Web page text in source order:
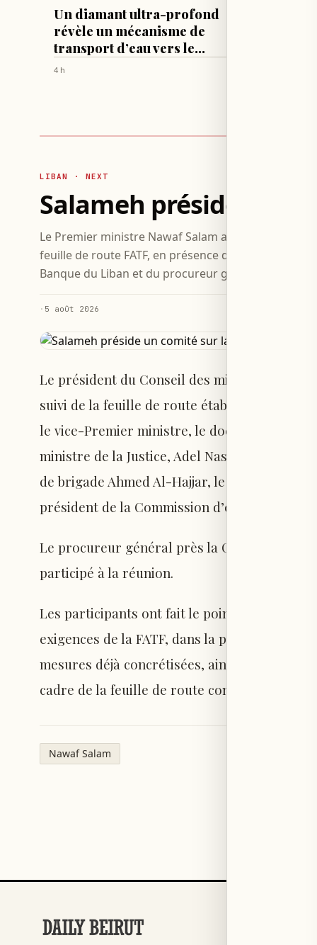
TECH & SCIENCES
Un diamant ultra-profond
révèle un mécanisme de
transport d’eau vers le
manteau inférieur
4 h
LIBAN · NEXT
Salameh préside un
Le Premier ministre Nawaf Salam a présidé une
feuille de route FATF, en présence de plusieurs
Banque du Liban et du procureur général près la
· 5 août 2026
Le président du Conseil des ministres,
suivi de la feuille de route établie par le
le vice-Premier ministre, le docteur Tarek
ministre de la Justice, Adel Nassar, le
de brigade Ahmed Al-Hajjar, le gouverneur
président de la Commission d’enquête
Le procureur général près la Cour de
participé à la réunion.
Les participants ont fait le point sur les
exigences de la FATF, dans la perspective
mesures déjà concrétisées, ainsi que les
cadre de la feuille de route convenue.
Nawaf Salam